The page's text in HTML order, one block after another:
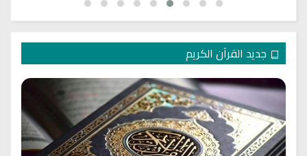
جديد القرآن الكريم